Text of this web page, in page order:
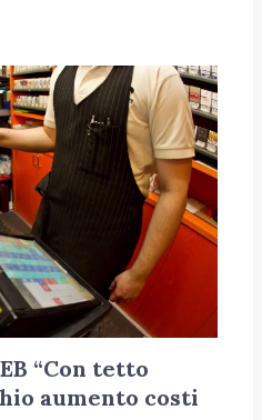
“Con tetto
aumento costi